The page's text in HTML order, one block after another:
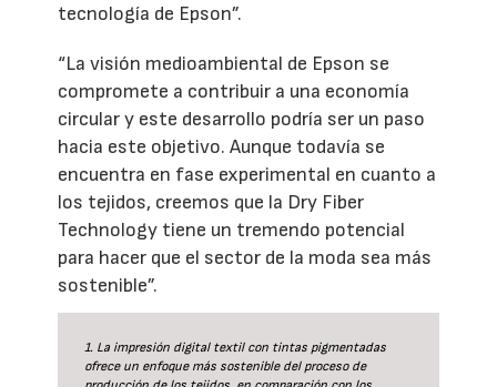
tecnología de Epson”.
“La visión medioambiental de Epson se
compromete a contribuir a una economía
circular y este desarrollo podría ser un paso
hacia este objetivo. Aunque todavía se
encuentra en fase experimental en cuanto a
los tejidos, creemos que la Dry Fiber
Technology tiene un tremendo potencial
para hacer que el sector de la moda sea más
sostenible”.
1. La impresión digital textil con tintas pigmentadas
ofrece un enfoque más sostenible del proceso de